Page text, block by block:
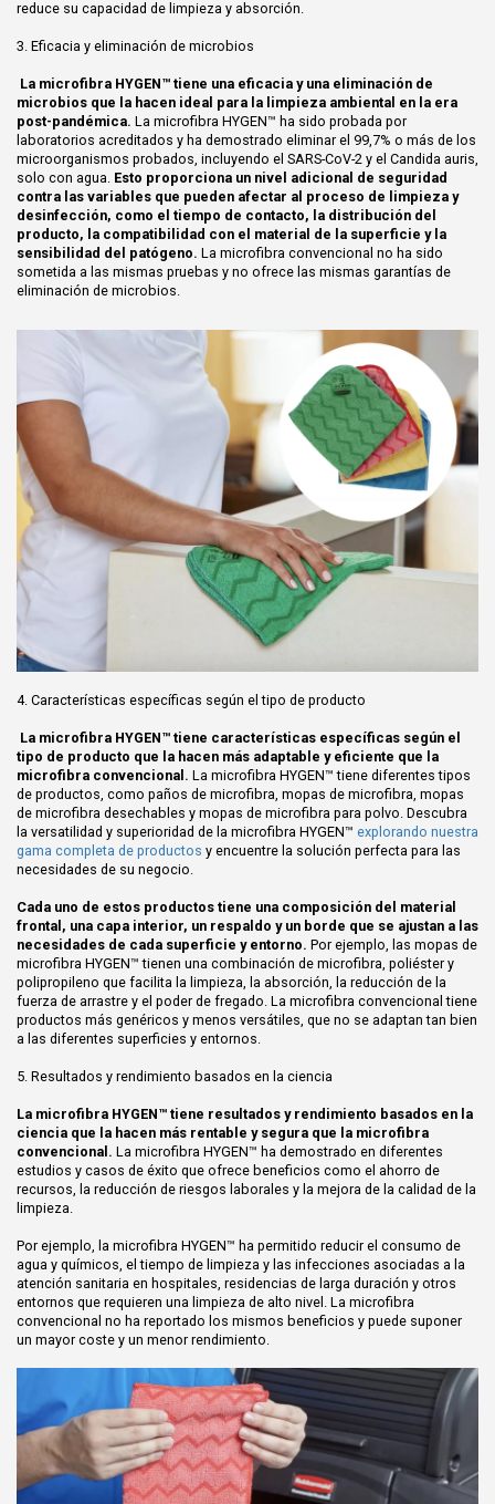
reduce su capacidad de limpieza y absorción.
3. Eficacia y eliminación de microbios
La microfibra HYGEN™ tiene una eficacia y una eliminación de
microbios que la hacen ideal para la limpieza ambiental en la era
post-pandémica. La microfibra HYGEN™ ha sido probada por
laboratorios acreditados y ha demostrado eliminar el 99,7% o más de los
microorganismos probados, incluyendo el SARS-CoV-2 y el Candida auris,
solo con agua. Esto proporciona un nivel adicional de seguridad
contra las variables que pueden afectar al proceso de limpieza y
desinfección, como el tiempo de contacto, la distribución del
producto, la compatibilidad con el material de la superficie y la
sensibilidad del patógeno. La microfibra convencional no ha sido
sometida a las mismas pruebas y no ofrece las mismas garantías de
eliminación de microbios.
4. Características específicas según el tipo de producto
La microfibra HYGEN™ tiene características específicas según el
tipo de producto que la hacen más adaptable y eficiente que la
microfibra convencional. La microfibra HYGEN™ tiene diferentes tipos
de productos, como paños de microfibra, mopas de microfibra, mopas
de microfibra desechables y mopas de microfibra para polvo. Descubra
la versatilidad y superioridad de la microfibra HYGEN™ explorando nuestra
gama completa de productos y encuentre la solución perfecta para las
necesidades de su negocio.
Cada uno de estos productos tiene una composición del material
frontal, una capa interior, un respaldo y un borde que se ajustan a las
necesidades de cada superficie y entorno. Por ejemplo, las mopas de
microfibra HYGEN™ tienen una combinación de microfibra, poliéster y
polipropileno que facilita la limpieza, la absorción, la reducción de la
fuerza de arrastre y el poder de fregado. La microfibra convencional tiene
productos más genéricos y menos versátiles, que no se adaptan tan bien
a las diferentes superficies y entornos.
5. Resultados y rendimiento basados en la ciencia
La microfibra HYGEN™ tiene resultados y rendimiento basados en la
ciencia que la hacen más rentable y segura que la microfibra
convencional. La microfibra HYGEN™ ha demostrado en diferentes
estudios y casos de éxito que ofrece beneficios como el ahorro de
recursos, la reducción de riesgos laborales y la mejora de la calidad de la
limpieza.
Por ejemplo, la microfibra HYGEN™ ha permitido reducir el consumo de
agua y químicos, el tiempo de limpieza y las infecciones asociadas a la
atención sanitaria en hospitales, residencias de larga duración y otros
entornos que requieren una limpieza de alto nivel. La microfibra
convencional no ha reportado los mismos beneficios y puede suponer
un mayor coste y un menor rendimiento.